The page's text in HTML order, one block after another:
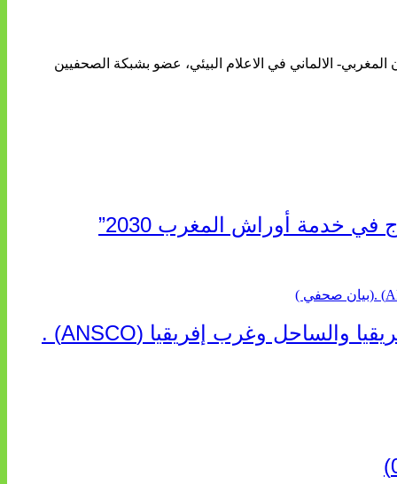
الالماني في الاعلام البيئي، عضو بشبكة الصحفيين
خدمة أوراش المغرب 2030”
“الخطوط الجوية الفرنسية” تعلن عن تعيين ليونيل رو مديراً عاماً جديداً لمنطقة شمال إفريقيا والساحل وغرب إفريقيا (ANSCO) .